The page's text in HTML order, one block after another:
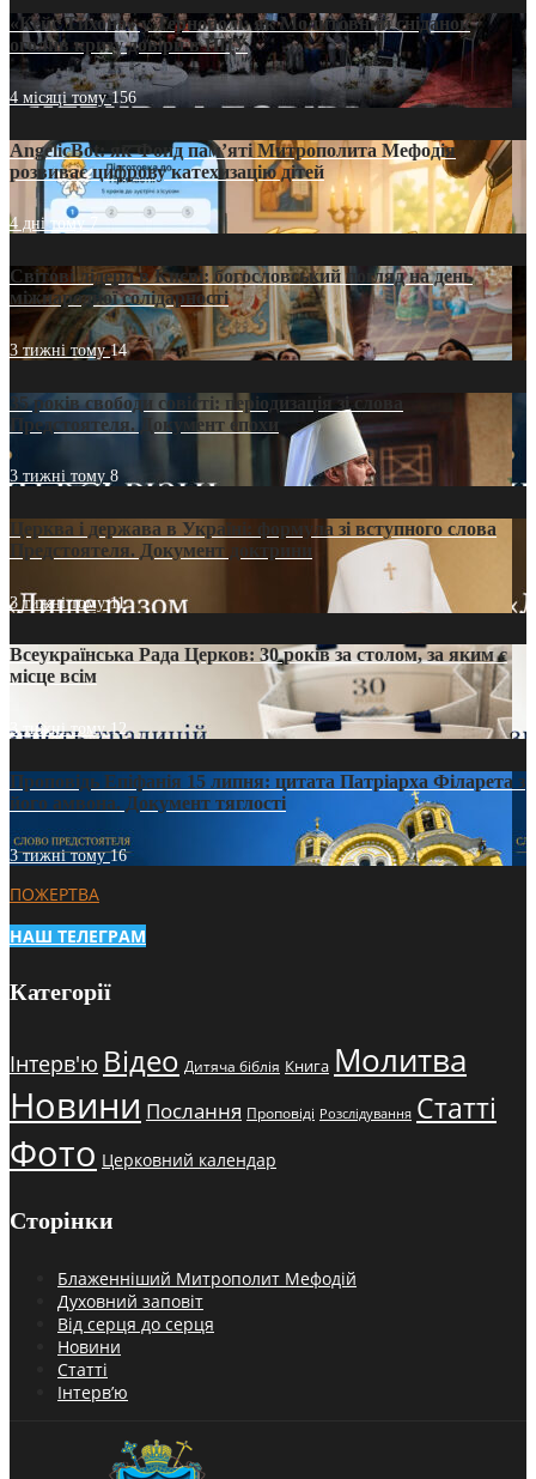
«Кейс Тихона» у Тернополі: як Молитовний сніданок
оголив кризу довіри в ПЦУ
4 місяці тому156
AngelicBot: як Фонд пам’яті Митрополита Мефодія
розвиває цифрову катехизацію дітей
4 дні тому7
Світові лідери в Києві: богословський погляд на день
міжнародної солідарності
3 тижні тому14
35 років свободи совісті: періодизація зі слова
Предстоятеля. Документ епохи
3 тижні тому 8
Церква і держава в Україні: формула зі вступного слова
Предстоятеля. Документ доктрини
3 тижні тому11
Всеукраїнська Рада Церков: 30 років за столом, за яким є
місце всім
3 тижні тому12
Проповідь Епіфанія 15 липня: цитата Патріарха Філарета з
його амвона. Документ тяглості
3 тижні тому16
ПОЖЕРТВА
НАШ ТЕЛЕГРАМ
Категорії
Інтерв'ю Відео Дитяча біблія Книга Молитва
Новини Послання Проповіді Розслідування Статті
Фото Церковний календар
Сторінки
Блаженніший Митрополит Мефодій
Духовний заповіт
Від серця до серця
Новини
Статті
Інтерв’ю